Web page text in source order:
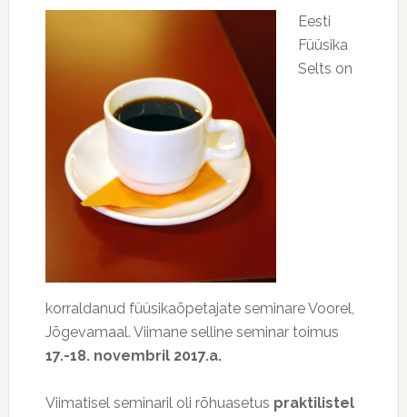
Eesti
Füüsika
Selts on
korraldanud füüsikaõpetajate seminare Voorel,
Jõgevamaal. Viimane selline seminar toimus
17.-18. novembril 2017.a.
Viimatisel seminaril oli rõhuasetus praktilistel